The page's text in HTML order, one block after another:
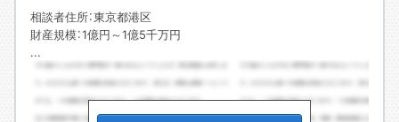
相談者住所：東京都港区
財産規模：1億円～1億5千万円
...